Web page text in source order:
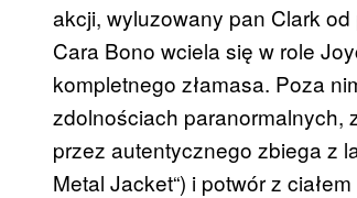
akcji, wyluzowany pan Clark
Cara Bono wciela się w role
kompletnego złamasa. Poza
zdolnościach paranormalnych,
przez autentycznego zbiega z
Metal Jacket“) i potwór z